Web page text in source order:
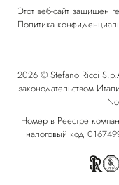
Этот веб-сайт защищен
Политика
2026 © Stefano Ricci
законодательством
Номер в Реестре
налоговый код